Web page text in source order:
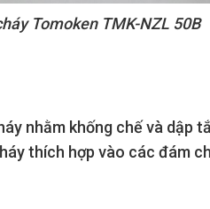
Tomoken TMK-NZL 50B
nhằm khống chế và dập
thích hợp vào các đám